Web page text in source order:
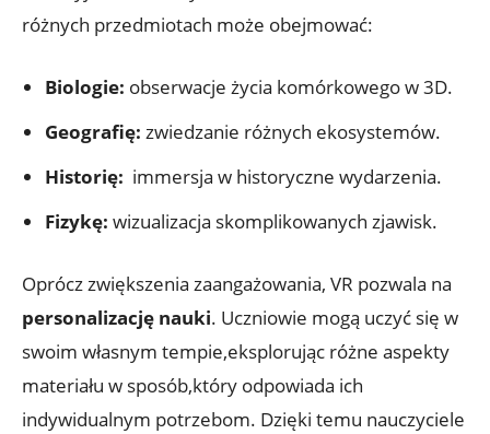
różnych przedmiotach może obejmować:
Biologie: ⁣obserwacje ⁢życia komórkowego w 3D.
Geografię: zwiedzanie‍ różnych ekosystemów.
Historię: ⁣ immersja w⁤ historyczne wydarzenia.
Fizykę: wizualizacja skomplikowanych ​zjawisk.
Oprócz⁢ zwiększenia zaangażowania, VR pozwala na ⁢
personalizację nauki. Uczniowie mogą ​uczyć się⁢ w
swoim własnym tempie,eksplorując różne aspekty
materiału w sposób,który odpowiada‍ ich
indywidualnym ​potrzebom.‍ Dzięki temu nauczyciele